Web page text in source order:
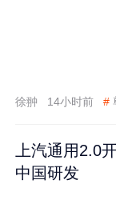
徐翀 14小时前 #
上汽通用2.0
中国研发